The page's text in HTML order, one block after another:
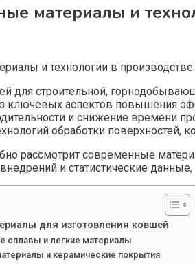
материалы и
и технологии в
для строительной,
ключевых аспектов повышения
и снижение времени
обработки поверхностей,
рассмотрит современные
и статистические
для изготовления ковшей
сплавы и легкие материалы
и керамические покрытия